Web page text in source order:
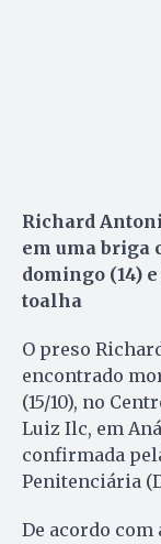
Richard
em uma briga
domingo (14)
toalha
O preso
encontrado
(15/10), no
Luiz Ilc, em
confirmada
Penitenciária
De acordo